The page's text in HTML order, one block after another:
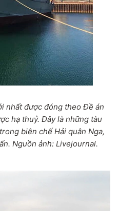
nhất được đóng theo Đề án
hạ thuỷ. Đây là những tàu
biên chế Hải quân Nga,
Nguồn ảnh: Livejournal.